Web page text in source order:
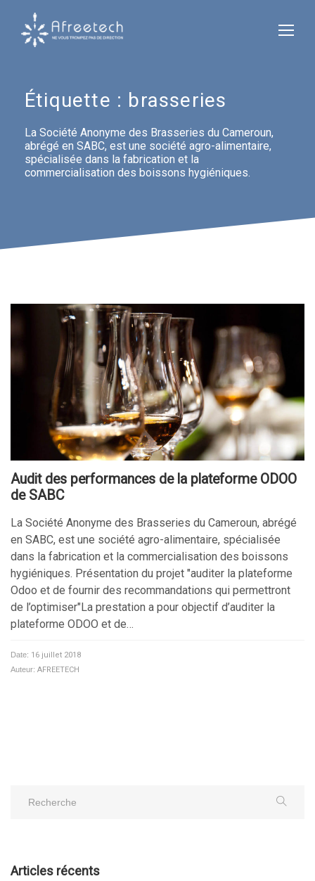
Étiquette : brasseries
La Société Anonyme des Brasseries du Cameroun,
abrégé en SABC, est une société agro-alimentaire,
spécialisée dans la fabrication et la
commercialisation des boissons hygiéniques.
Audit des performances de la plateforme ODOO
de SABC
La Société Anonyme des Brasseries du Cameroun, abrégé
en SABC, est une société agro-alimentaire, spécialisée
dans la fabrication et la commercialisation des boissons
hygiéniques. Présentation du projet "auditer la plateforme
Odoo et de fournir des recommandations qui permettront
de l’optimiser"La prestation a pour objectif d’auditer la
plateforme ODOO et de…
Date: 16 juillet 2018
Auteur: AFREETECH
Articles récents